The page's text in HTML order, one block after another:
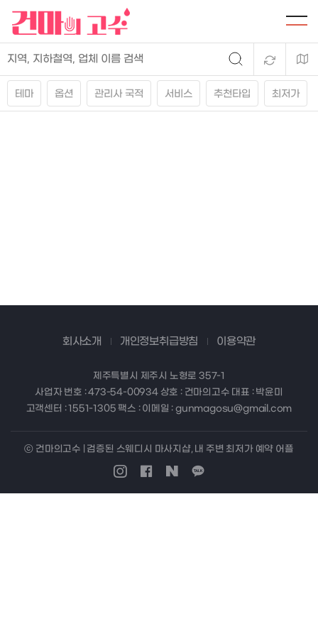
테마 옵션 관리사 국적 서비스 추천타입 최저가
회사소개 개인정보취급방침 이용약관
제주특별시 제주시 노형로 357-1
사업자 번호 : 473-54-00934 상호 : 건마의고수 대표 : 박윤미
고객센터 : 1551-1305 팩스 : 이메일 : gunmagosu@gmail.com
ⓒ 건마의고수 | 검증된 스웨디시 마사지샵, 내 주변 최저가 예약 어플